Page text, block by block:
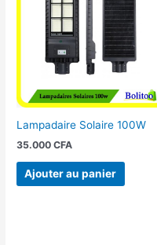
Lampadaire Solaire 100W
35.000CFA
Ajouter au panier